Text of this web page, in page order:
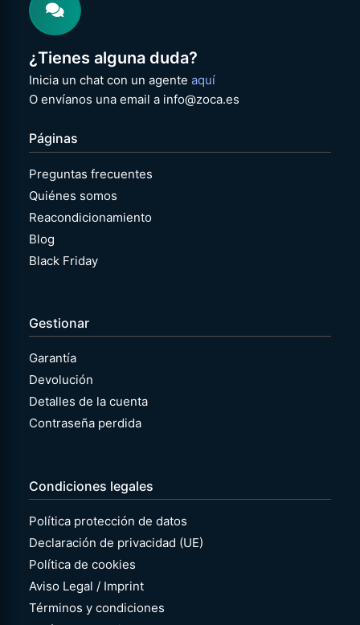
¿Tienes alguna duda?
Inicia un chat con un agenteaquí
O envíanos una email a info@zoca.es
Páginas
Preguntas frecuentes
Quiénes somos
Reacondicionamiento
Blog
Black Friday
Gestionar
Garantía
Devolución
Detalles de la cuenta
Contraseña perdida
Condiciones legales
Política protección de datos
Declaración de privacidad (UE)
Política de cookies
Aviso Legal / Imprint
Términos y condiciones